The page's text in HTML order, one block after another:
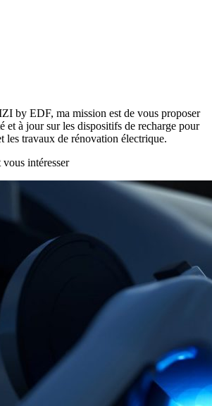
by EDF, ma mission est de vous proposer
et à jour sur les dispositifs de recharge pour
les travaux de rénovation électrique.
intéresser